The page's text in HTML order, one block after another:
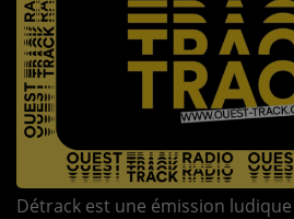
TOUS LES PODCASTS
LA RADIO
C'EST QUOI CETTE RADIO ?
LES ATELIERS
Détrack est une émission